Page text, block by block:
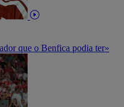
que o Benfica podia ter»